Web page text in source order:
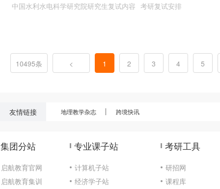
中国水利水电科学研究院研究生复试内容 考研复试安排
10495条 < 1 2 3 4 5
友情链接 地理教学杂志 跨境快讯
集团分站
启航教育官网
启航教育集训
专业课子站
计算机子站
经济学子站
考研工具
研招网
课程库